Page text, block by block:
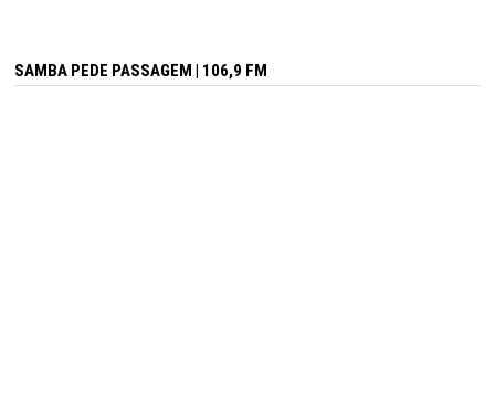
SAMBA PEDE PASSAGEM | 106,9 FM